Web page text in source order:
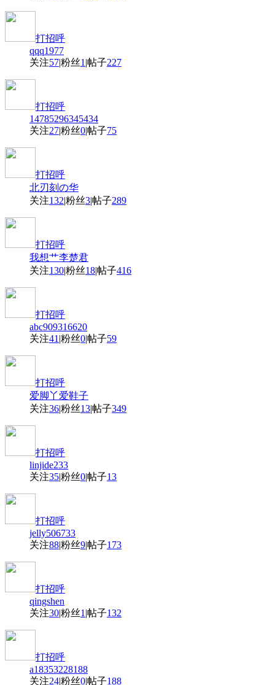
打招呼
qqq1977
关注57|粉丝1 |帖子227
打招呼
14785296345434
关注27|粉丝0|帖子75
打招呼
北刃刻の华
关注132|粉丝3|帖子289
打招呼
我想艹李楚君
关注130|粉丝18|帖子416
打招呼
abc909316620
关注41 |粉丝0|帖子59
打招呼
爱脚丫爱鞋子
关注36|粉丝13|帖子349
打招呼
linjide233
关注35|粉丝0|帖子13
打招呼
jelly506733
关注88|粉丝9|帖子173
打招呼
qingshen
关注30|粉丝1 |帖子132
打招呼
a18353228188
关注24|粉丝0|帖子188